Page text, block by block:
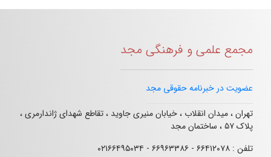
مجمع علمی و فرهنگی مجد
عضویت در خبرنامه حقوقی مجد
تهران ، میدان انقلاب ، خیابان منیری جاوید ، تقاطع شهدای ژاندارمری ،
پلاک ۵۷ ، ساختمان مجد
تلفن : ۶۶۴۱۲۰۷۸ - ۶۶۹۶۳۳۸۶ - ۰۲۱۶۶۴۹۵۰۳۴